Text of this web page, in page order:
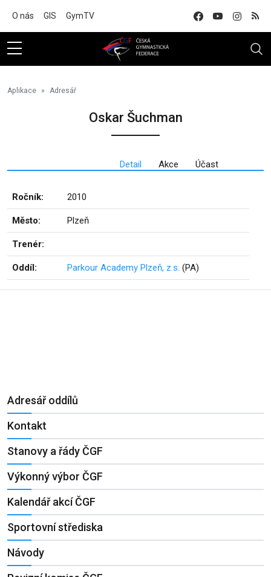
O nás GIS GymTV
Aplikace Adresář
Oskar Šuchman
Detail Akce Účast
Ročník: 2010
Město: Plzeň
Trenér:
Oddíl: Parkour Academy Plzeň, z.s. (PA)
Adresář oddílů
Kontakt
Stanovy a řády ČGF
Výkonný výbor ČGF
Kalendář akcí ČGF
Sportovní střediska
Návody